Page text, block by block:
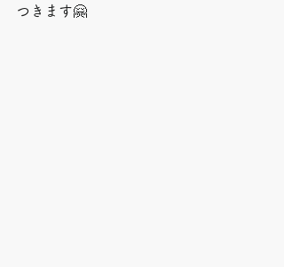
つきます🤗